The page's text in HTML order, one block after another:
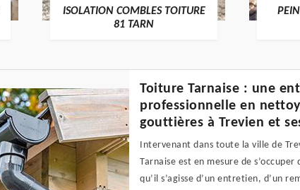
ISOLATION COMBLES TOITURE
81 TARN
Toiture Tarnaise : une
professionnelle en
gouttières à Trevien et
Intervenant dans toute la ville de
Tarnaise est en mesure de
qu’il s’agisse d’un entretien, d’un